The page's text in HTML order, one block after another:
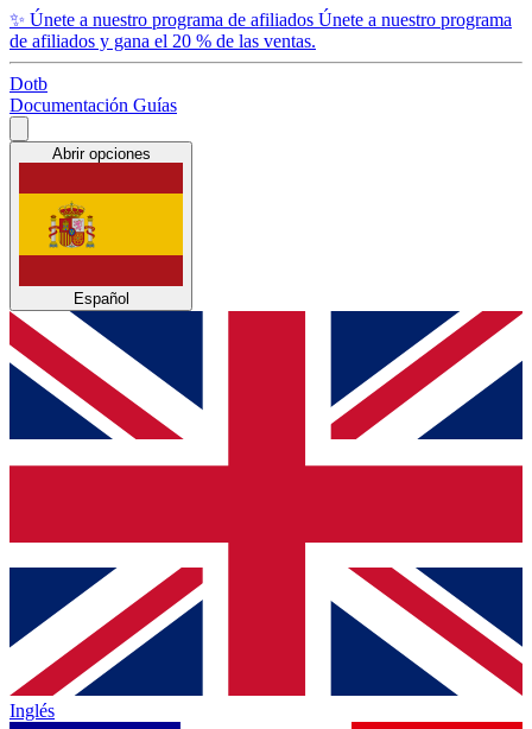
✨ Únete a nuestro programa de afiliados Únete a nuestro programa
de afiliados y gana el 20 % de las ventas.
Dotb
Documentación Guías
Abrir opciones
Español
Inglés